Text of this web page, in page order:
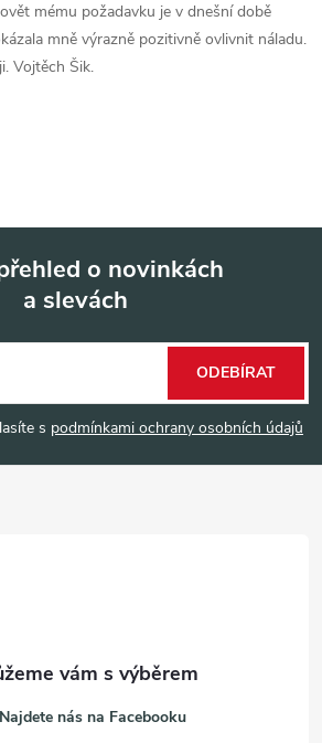
mému požadavku je v dnešní době
mně výrazně pozitivně ovlivnit náladu.
Vojtěch Šik.
o novinkách
a slevách
s podmínkami ochrany osobních údajů
ODEBÍRAT
Najdete nás na Facebooku